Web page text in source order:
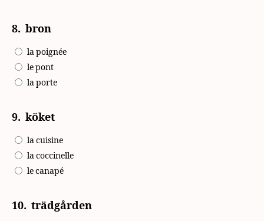
8. bron
la poignée
le pont
la porte
9. köket
la cuisine
la coccinelle
le canapé
10. trädgården